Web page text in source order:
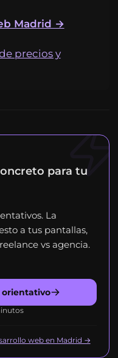
Madrid →
precios y
para tu
La
a tus pantallas,
vs agencia.
orientativo
web en Madrid →